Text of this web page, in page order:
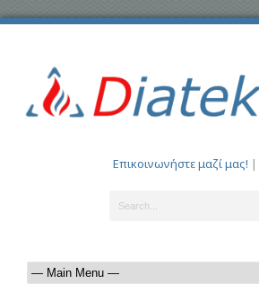
Επικοινωνήστε μαζί μας! |